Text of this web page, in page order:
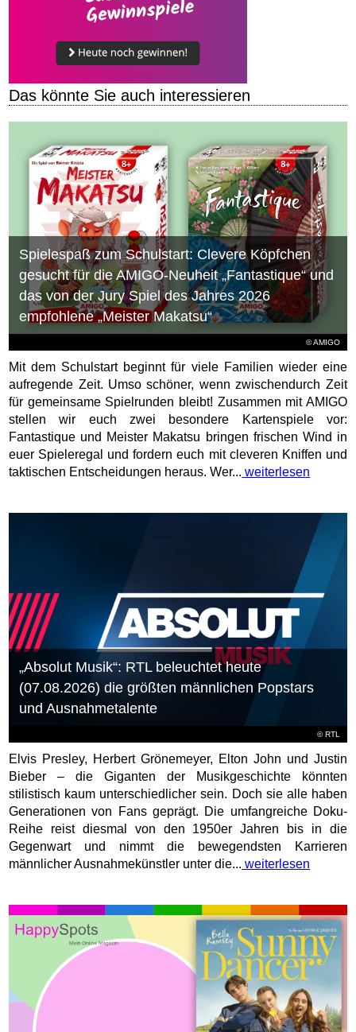
Das könnte Sie auch interessieren
© AMIGO
Spielespaß zum Schulstart: Clevere Köpfchen
gesucht für die AMIGO-Neuheit „Fantastique“ und
das von der Jury Spiel des Jahres 2026
empfohlene „Meister Makatsu“
Mit dem Schulstart beginnt für viele Familien wieder eine
aufregende Zeit. Umso schöner, wenn zwischendurch Zeit
für gemeinsame Spielrunden bleibt! Zusammen mit AMIGO
stellen wir euch zwei besondere Kartenspiele vor:
Fantastique und Meister Makatsu bringen frischen Wind in
euer Spieleregal und fordern euch mit cleveren Kniffen und
taktischen Entscheidungen heraus. Wer... weiterlesen
©RTL
„Absolut Musik“: RTL beleuchtet heute
(07.08.2026) die größten männlichen Popstars
und Ausnahmetalente
Elvis Presley, Herbert Grönemeyer, Elton John und Justin
Bieber – die Giganten der Musikgeschichte könnten
stilistisch kaum unterschiedlicher sein. Doch sie alle haben
Generationen von Fans geprägt. Die umfangreiche Doku-
Reihe reist diesmal von den 1950er Jahren bis in die
Gegenwart und nimmt die bewegendsten Karrieren
männlicher Ausnahmekünstler unter die... weiterlesen